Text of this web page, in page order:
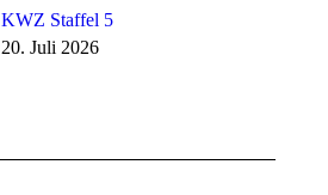
KWZ Staffel 5
20. Juli 2026